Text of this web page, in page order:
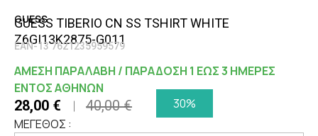
GUESS
GUESS TIBERIO CN SS TSHIRT WHITE
Z6GI13K2875-G011
EAN-13 7621235959579
ΑΜΕΣΗ ΠΑΡΑΛΑΒΗ / ΠΑΡΑΔΟΣΗ 1 ΕΩΣ 3 ΗΜΕΡΕΣ
ΕΝΤΟΣ ΑΘΗΝΩΝ
28,00 € 40,00 €
30%
ΜΕΓΕΘΟΣ :